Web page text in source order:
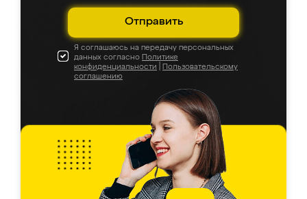
Отправить
Я соглашаюсь на передачу персональных
данных согласно Политике
конфиденциальности
Пользовательскому
соглашению